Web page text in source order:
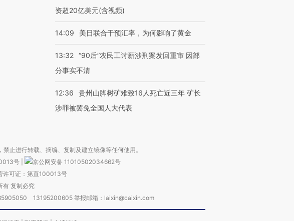
资超20亿美元(含视频)
14:09 美日联合干预汇率，为何影响了黄金
13:32 “90后”农民工讨薪涉刑案发回重审 因部
分事实不清
12:36
贵州山脚树矿难致16人死亡近三年 矿长
涉罪被罢免全国人大代表
止进行转载、摘编、复制及建立镜像等任何使用。
号
京公网安备 11010502034662号
许可证：第直100013号
有 复制必究
13195200605 举报邮箱：laixin@caixin.com